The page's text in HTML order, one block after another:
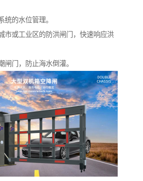
统的水位管理。
市或工业区的防洪闸门，快速响应洪
闸门，防止海水倒灌。